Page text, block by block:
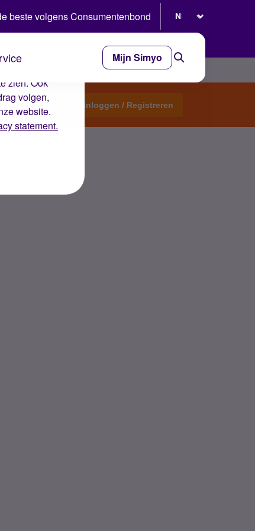
op de
zien. Ook
volgen,
website.
statement.
beste volgens Consumentenbond
Mijn Simyo
een topic Inloggen / Registreren